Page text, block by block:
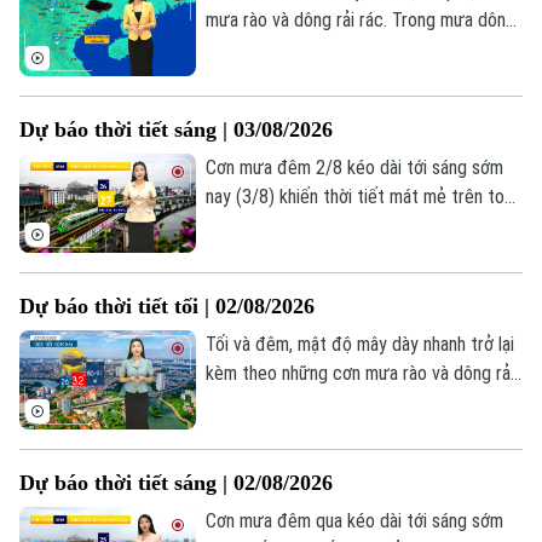
Doanh nghiệp
Căn hộ
Kinh nghiệm
Ô tô
Tàu
Xe máy
Thị trường
Đánh giá
Giáo dục
Tin tức
Tuyển sinh
Hướng nghiệp
Làng nghề
Sức khỏe
Y tế
Dinh dưỡng
Tư vấn sức khỏe
Thể thao
Quần vợt
Golf
Giải trí
Tin tức
Sao
Thời trang
Đã phát sóng
mưa rào và dông rải rác. Trong mưa dông
Dự báo thời tiết sáng | 03/08/2026
Cơn mưa đêm 2/8 kéo dài tới sáng sớm
nay (3/8) khiến thời tiết mát mẻ trên toàn
đang ở mức 26-27 độ. Độ ẩm trong ngày
dao động 81-94%.
Dự báo thời tiết tối | 02/08/2026
Tối và đêm, mật độ mây dày nhanh trở lại
kèm theo những cơn mưa rào và dông rải
Dự báo thời tiết sáng | 02/08/2026
Cơn mưa đêm qua kéo dài tới sáng sớm